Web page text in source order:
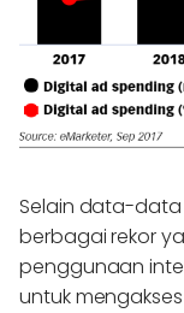
Selain data-
berbagai rekor
penggunaan
untuk